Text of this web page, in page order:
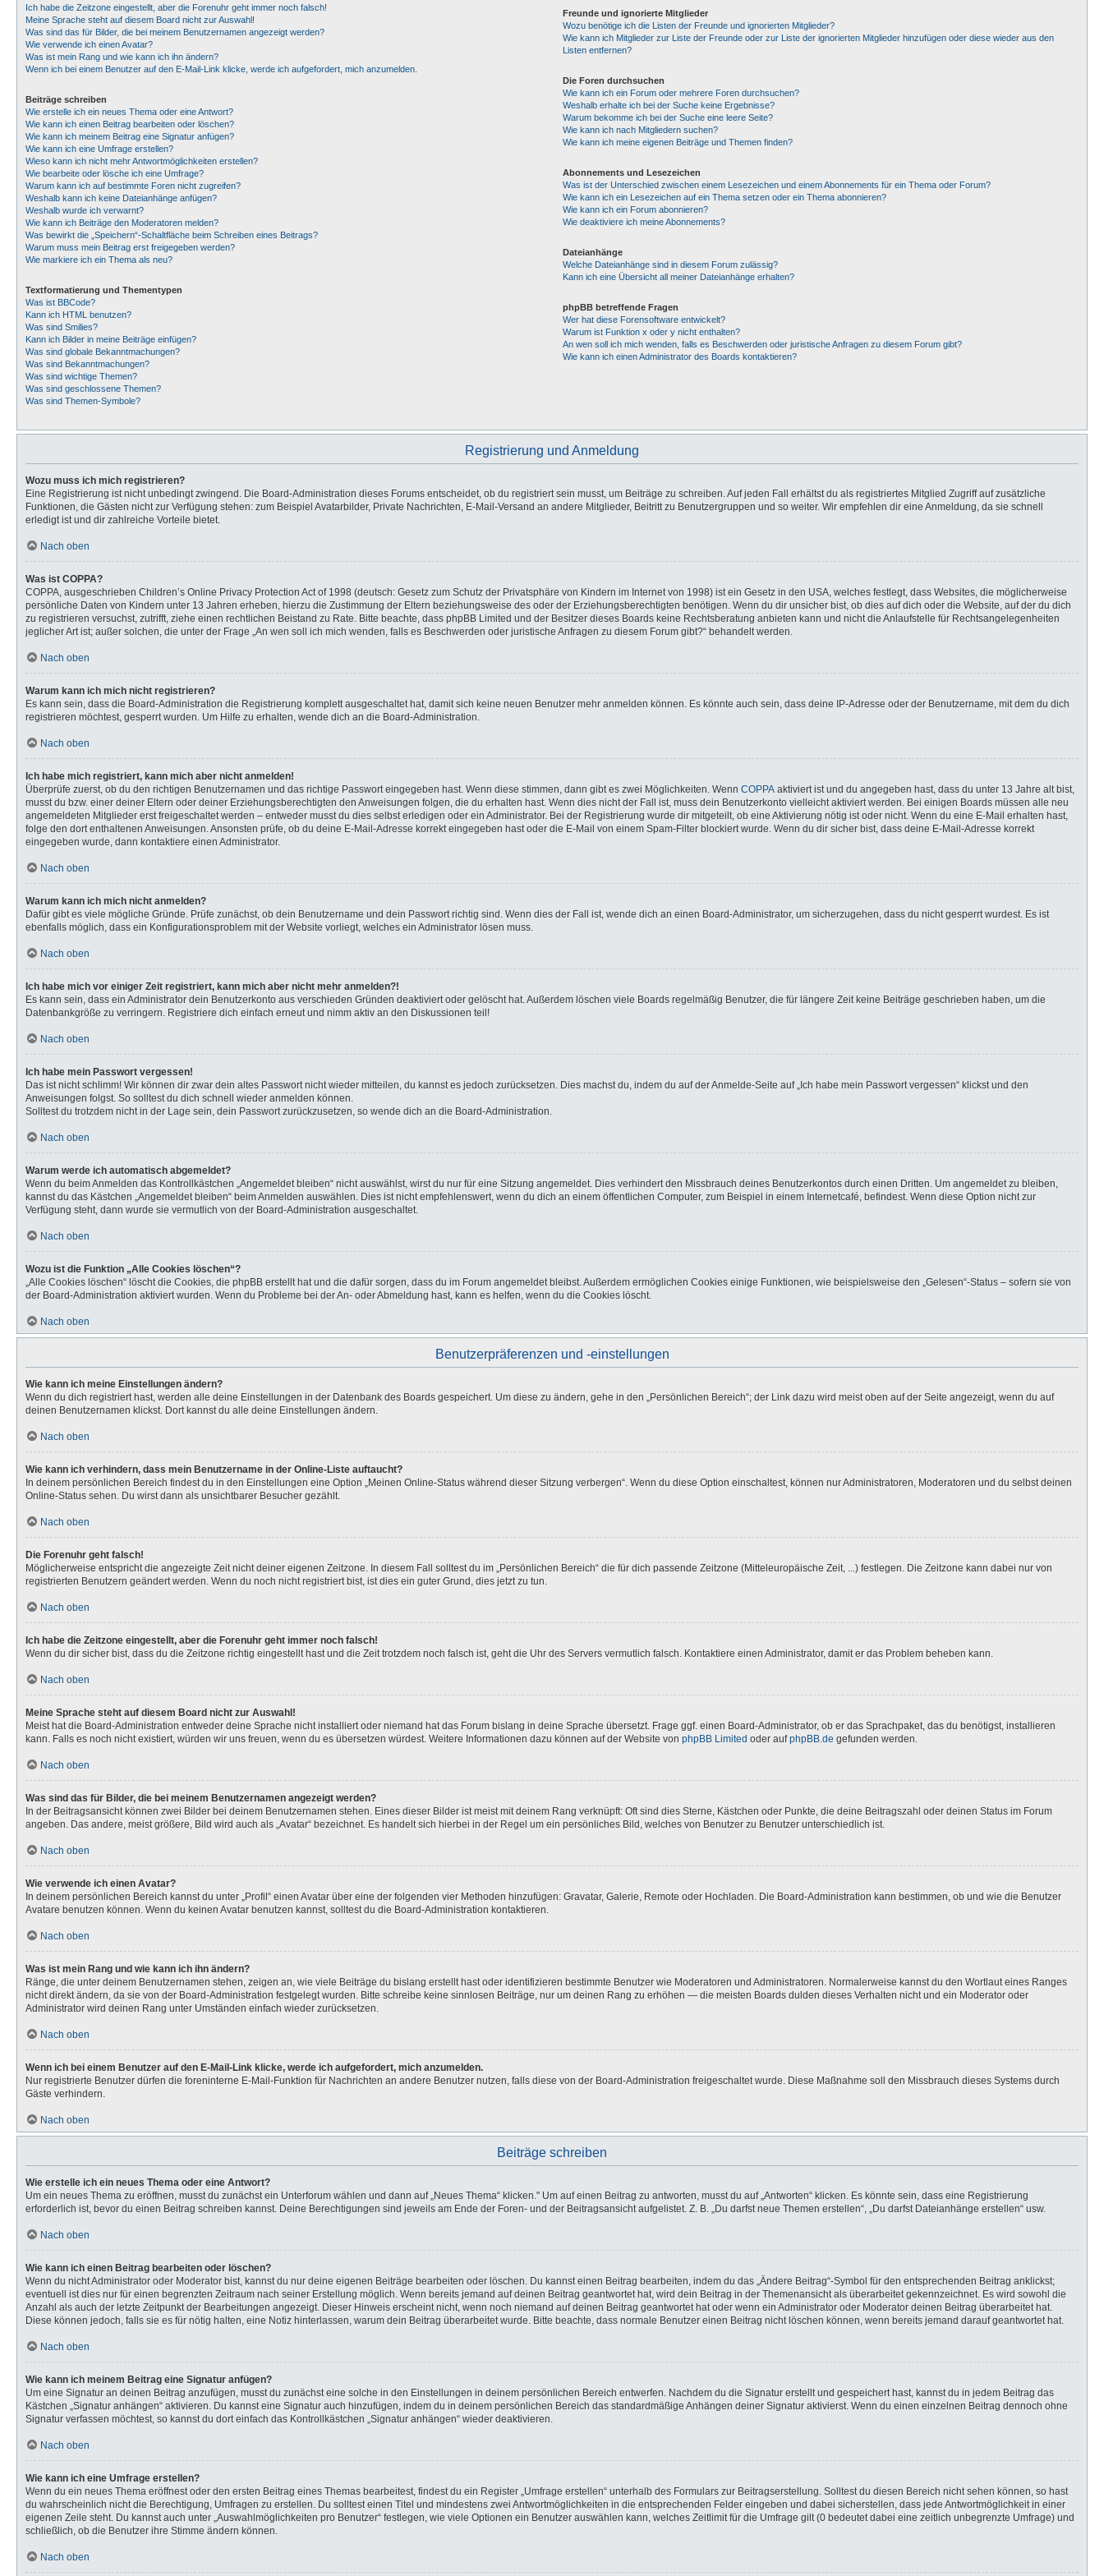
Ich habe die Zeitzone eingestellt, aber die Forenuhr geht immer noch falsch!
Meine Sprache steht auf diesem Board nicht zur Auswahl!
Was sind das für Bilder, die bei meinem Benutzernamen angezeigt werden?
Wie verwende ich einen Avatar?
Was ist mein Rang und wie kann ich ihn ändern?
Wenn ich bei einem Benutzer auf den E-Mail-Link klicke, werde ich aufgefordert, mich anzumelden.
Beiträge schreiben
Wie erstelle ich ein neues Thema oder eine Antwort?
Wie kann ich einen Beitrag bearbeiten oder löschen?
Wie kann ich meinem Beitrag eine Signatur anfügen?
Wie kann ich eine Umfrage erstellen?
Wieso kann ich nicht mehr Antwortmöglichkeiten erstellen?
Wie bearbeite oder lösche ich eine Umfrage?
Warum kann ich auf bestimmte Foren nicht zugreifen?
Weshalb kann ich keine Dateianhänge anfügen?
Weshalb wurde ich verwarnt?
Wie kann ich Beiträge den Moderatoren melden?
Was bewirkt die „Speichern“-Schaltfläche beim Schreiben eines Beitrags?
Warum muss mein Beitrag erst freigegeben werden?
Wie markiere ich ein Thema als neu?
Textformatierung und Thementypen
Was ist BBCode?
Kann ich HTML benutzen?
Was sind Smilies?
Kann ich Bilder in meine Beiträge einfügen?
Was sind globale Bekanntmachungen?
Was sind Bekanntmachungen?
Was sind wichtige Themen?
Was sind geschlossene Themen?
Was sind Themen-Symbole?
Freunde und ignorierte Mitglieder
Wozu benötige ich die Listen der Freunde und ignorierten Mitglieder?
Wie kann ich Mitglieder zur Liste der Freunde oder zur Liste der ignorierten Mitglieder hinzufügen oder diese wieder aus den
Listen entfernen?
Die Foren durchsuchen
Wie kann ich ein Forum oder mehrere Foren durchsuchen?
Weshalb erhalte ich bei der Suche keine Ergebnisse?
Warum bekomme ich bei der Suche eine leere Seite?
Wie kann ich nach Mitgliedern suchen?
Wie kann ich meine eigenen Beiträge und Themen finden?
Abonnements und Lesezeichen
Was ist der Unterschied zwischen einem Lesezeichen und einem Abonnements für ein Thema oder Forum?
Wie kann ich ein Lesezeichen auf ein Thema setzen oder ein Thema abonnieren?
Wie kann ich ein Forum abonnieren?
Wie deaktiviere ich meine Abonnements?
Dateianhänge
Welche Dateianhänge sind in diesem Forum zulässig?
Kann ich eine Übersicht all meiner Dateianhänge erhalten?
phpBB betreffende Fragen
Wer hat diese Forensoftware entwickelt?
Warum ist Funktion x oder y nicht enthalten?
An wen soll ich mich wenden, falls es Beschwerden oder juristische Anfragen zu diesem Forum gibt?
Wie kann ich einen Administrator des Boards kontaktieren?
Registrierung und Anmeldung
Wozu muss ich mich registrieren?
Eine Registrierung ist nicht unbedingt zwingend. Die Board-Administration dieses Forums entscheidet, ob du registriert sein musst, um Beiträge zu schreiben. Auf jeden Fall erhältst du als registriertes Mitglied Zugriff auf zusätzliche
Funktionen, die Gästen nicht zur Verfügung stehen: zum Beispiel Avatarbilder, Private Nachrichten, E-Mail-Versand an andere Mitglieder, Beitritt zu Benutzergruppen und so weiter. Wir empfehlen dir eine Anmeldung, da sie schnell
erledigt ist und dir zahlreiche Vorteile bietet.
Nach oben
Was ist COPPA?
COPPA, ausgeschrieben Children’s Online Privacy Protection Act of 1998 (deutsch: Gesetz zum Schutz der Privatsphäre von Kindern im Internet von 1998) ist ein Gesetz in den USA, welches festlegt, dass Websites, die möglicherweise
persönliche Daten von Kindern unter 13 Jahren erheben, hierzu die Zustimmung der Eltern beziehungsweise des oder der Erziehungsberechtigten benötigen. Wenn du dir unsicher bist, ob dies auf dich oder die Website, auf der du dich
zu registrieren versuchst, zutrifft, ziehe einen rechtlichen Beistand zu Rate. Bitte beachte, dass phpBB Limited und der Besitzer dieses Boards keine Rechtsberatung anbieten kann und nicht die Anlaufstelle für Rechtsangelegenheiten
jeglicher Art ist; außer solchen, die unter der Frage „An wen soll ich mich wenden, falls es Beschwerden oder juristische Anfragen zu diesem Forum gibt?“ behandelt werden.
Nach oben
Warum kann ich mich nicht registrieren?
Es kann sein, dass die Board-Administration die Registrierung komplett ausgeschaltet hat, damit sich keine neuen Benutzer mehr anmelden können. Es könnte auch sein, dass deine IP-Adresse oder der Benutzername, mit dem du dich
registrieren möchtest, gesperrt wurden. Um Hilfe zu erhalten, wende dich an die Board-Administration.
Nach oben
Ich habe mich registriert, kann mich aber nicht anmelden!
Überprüfe zuerst, ob du den richtigen Benutzernamen und das richtige Passwort eingegeben hast. Wenn diese stimmen, dann gibt es zwei Möglichkeiten. Wenn COPPA aktiviert ist und du angegeben hast, dass du unter 13 Jahre alt bist,
musst du bzw. einer deiner Eltern oder deiner Erziehungsberechtigten den Anweisungen folgen, die du erhalten hast. Wenn dies nicht der Fall ist, muss dein Benutzerkonto vielleicht aktiviert werden. Bei einigen Boards müssen alle neu
angemeldeten Mitglieder erst freigeschaltet werden – entweder musst du dies selbst erledigen oder ein Administrator. Bei der Registrierung wurde dir mitgeteilt, ob eine Aktivierung nötig ist oder nicht. Wenn du eine E-Mail erhalten hast,
folge den dort enthaltenen Anweisungen. Ansonsten prüfe, ob du deine E-Mail-Adresse korrekt eingegeben hast oder die E-Mail von einem Spam-Filter blockiert wurde. Wenn du dir sicher bist, dass deine E-Mail-Adresse korrekt
eingegeben wurde, dann kontaktiere einen Administrator.
Nach oben
Warum kann ich mich nicht anmelden?
Dafür gibt es viele mögliche Gründe. Prüfe zunächst, ob dein Benutzername und dein Passwort richtig sind. Wenn dies der Fall ist, wende dich an einen Board-Administrator, um sicherzugehen, dass du nicht gesperrt wurdest. Es ist
ebenfalls möglich, dass ein Konfigurationsproblem mit der Website vorliegt, welches ein Administrator lösen muss.
Nach oben
Ich habe mich vor einiger Zeit registriert, kann mich aber nicht mehr anmelden?!
Es kann sein, dass ein Administrator dein Benutzerkonto aus verschieden Gründen deaktiviert oder gelöscht hat. Außerdem löschen viele Boards regelmäßig Benutzer, die für längere Zeit keine Beiträge geschrieben haben, um die
Datenbankgröße zu verringern. Registriere dich einfach erneut und nimm aktiv an den Diskussionen teil!
Nach oben
Ich habe mein Passwort vergessen!
Das ist nicht schlimm! Wir können dir zwar dein altes Passwort nicht wieder mitteilen, du kannst es jedoch zurücksetzen. Dies machst du, indem du auf der Anmelde-Seite auf „Ich habe mein Passwort vergessen“ klickst und den
Anweisungen folgst. So solltest du dich schnell wieder anmelden können.
Solltest du trotzdem nicht in der Lage sein, dein Passwort zurückzusetzen, so wende dich an die Board-Administration.
Nach oben
Warum werde ich automatisch abgemeldet?
Wenn du beim Anmelden das Kontrollkästchen „Angemeldet bleiben“ nicht auswählst, wirst du nur für eine Sitzung angemeldet. Dies verhindert den Missbrauch deines Benutzerkontos durch einen Dritten. Um angemeldet zu bleiben,
kannst du das Kästchen „Angemeldet bleiben“ beim Anmelden auswählen. Dies ist nicht empfehlenswert, wenn du dich an einem öffentlichen Computer, zum Beispiel in einem Internetcafé, befindest. Wenn diese Option nicht zur
Verfügung steht, dann wurde sie vermutlich von der Board-Administration ausgeschaltet.
Nach oben
Wozu ist die Funktion „Alle Cookies löschen“?
„Alle Cookies löschen“ löscht die Cookies, die phpBB erstellt hat und die dafür sorgen, dass du im Forum angemeldet bleibst. Außerdem ermöglichen Cookies einige Funktionen, wie beispielsweise den „Gelesen“-Status – sofern sie von
der Board-Administration aktiviert wurden. Wenn du Probleme bei der An- oder Abmeldung hast, kann es helfen, wenn du die Cookies löscht.
Nach oben
Benutzerpräferenzen und -einstellungen
Wie kann ich meine Einstellungen ändern?
Wenn du dich registriert hast, werden alle deine Einstellungen in der Datenbank des Boards gespeichert. Um diese zu ändern, gehe in den „Persönlichen Bereich“; der Link dazu wird meist oben auf der Seite angezeigt, wenn du auf
deinen Benutzernamen klickst. Dort kannst du alle deine Einstellungen ändern.
Nach oben
Wie kann ich verhindern, dass mein Benutzername in der Online-Liste auftaucht?
In deinem persönlichen Bereich findest du in den Einstellungen eine Option „Meinen Online-Status während dieser Sitzung verbergen“. Wenn du diese Option einschaltest, können nur Administratoren, Moderatoren und du selbst deinen
Online-Status sehen. Du wirst dann als unsichtbarer Besucher gezählt.
Nach oben
Die Forenuhr geht falsch!
Möglicherweise entspricht die angezeigte Zeit nicht deiner eigenen Zeitzone. In diesem Fall solltest du im „Persönlichen Bereich“ die für dich passende Zeitzone (Mitteleuropäische Zeit, ...) festlegen. Die Zeitzone kann dabei nur von
registrierten Benutzern geändert werden. Wenn du noch nicht registriert bist, ist dies ein guter Grund, dies jetzt zu tun.
Nach oben
Ich habe die Zeitzone eingestellt, aber die Forenuhr geht immer noch falsch!
Wenn du dir sicher bist, dass du die Zeitzone richtig eingestellt hast und die Zeit trotzdem noch falsch ist, geht die Uhr des Servers vermutlich falsch. Kontaktiere einen Administrator, damit er das Problem beheben kann.
Nach oben
Meine Sprache steht auf diesem Board nicht zur Auswahl!
Meist hat die Board-Administration entweder deine Sprache nicht installiert oder niemand hat das Forum bislang in deine Sprache übersetzt. Frage ggf. einen Board-Administrator, ob er das Sprachpaket, das du benötigst, installieren
kann. Falls es noch nicht existiert, würden wir uns freuen, wenn du es übersetzen würdest. Weitere Informationen dazu können auf der Website von phpBB Limited oder aufphpBB.de gefunden werden.
Nach oben
Was sind das für Bilder, die bei meinem Benutzernamen angezeigt werden?
In der Beitragsansicht können zwei Bilder bei deinem Benutzernamen stehen. Eines dieser Bilder ist meist mit deinem Rang verknüpft: Oft sind dies Sterne, Kästchen oder Punkte, die deine Beitragszahl oder deinen Status im Forum
angeben. Das andere, meist größere, Bild wird auch als „Avatar“ bezeichnet. Es handelt sich hierbei in der Regel um ein persönliches Bild, welches von Benutzer zu Benutzer unterschiedlich ist.
Nach oben
Wie verwende ich einen Avatar?
In deinem persönlichen Bereich kannst du unter „Profil“ einen Avatar über eine der folgenden vier Methoden hinzufügen: Gravatar, Galerie, Remote oder Hochladen. Die Board-Administration kann bestimmen, ob und wie die Benutzer
Avatare benutzen können. Wenn du keinen Avatar benutzen kannst, solltest du die Board-Administration kontaktieren.
Nach oben
Was ist mein Rang und wie kann ich ihn ändern?
Ränge, die unter deinem Benutzernamen stehen, zeigen an, wie viele Beiträge du bislang erstellt hast oder identifizieren bestimmte Benutzer wie Moderatoren und Administratoren. Normalerweise kannst du den Wortlaut eines Ranges
nicht direkt ändern, da sie von der Board-Administration festgelegt wurden. Bitte schreibe keine sinnlosen Beiträge, nur um deinen Rang zu erhöhen — die meisten Boards dulden dieses Verhalten nicht und ein Moderator oder
Administrator wird deinen Rang unter Umständen einfach wieder zurücksetzen.
Nach oben
Wenn ich bei einem Benutzer auf den E-Mail-Link klicke, werde ich aufgefordert, mich anzumelden.
Nur registrierte Benutzer dürfen die foreninterne E-Mail-Funktion für Nachrichten an andere Benutzer nutzen, falls diese von der Board-Administration freigeschaltet wurde. Diese Maßnahme soll den Missbrauch dieses Systems durch
Gäste verhindern.
Nach oben
Beiträge schreiben
Wie erstelle ich ein neues Thema oder eine Antwort?
Um ein neues Thema zu eröffnen, musst du zunächst ein Unterforum wählen und dann auf „Neues Thema“ klicken." Um auf einen Beitrag zu antworten, musst du auf „Antworten“ klicken. Es könnte sein, dass eine Registrierung
erforderlich ist, bevor du einen Beitrag schreiben kannst. Deine Berechtigungen sind jeweils am Ende der Foren- und der Beitragsansicht aufgelistet. Z. B. „Du darfst neue Themen erstellen“, „Du darfst Dateianhänge erstellen“ usw.
Nach oben
Wie kann ich einen Beitrag bearbeiten oder löschen?
Wenn du nicht Administrator oder Moderator bist, kannst du nur deine eigenen Beiträge bearbeiten oder löschen. Du kannst einen Beitrag bearbeiten, indem du das „Ändere Beitrag“-Symbol für den entsprechenden Beitrag anklickst;
eventuell ist dies nur für einen begrenzten Zeitraum nach seiner Erstellung möglich. Wenn bereits jemand auf deinen Beitrag geantwortet hat, wird dein Beitrag in der Themenansicht als überarbeitet gekennzeichnet. Es wird sowohl die
Anzahl als auch der letzte Zeitpunkt der Bearbeitungen angezeigt. Dieser Hinweis erscheint nicht, wenn noch niemand auf deinen Beitrag geantwortet hat oder wenn ein Administrator oder Moderator deinen Beitrag überarbeitet hat.
Diese können jedoch, falls sie es für nötig halten, eine Notiz hinterlassen, warum dein Beitrag überarbeitet wurde. Bitte beachte, dass normale Benutzer einen Beitrag nicht löschen können, wenn bereits jemand darauf geantwortet hat.
Nach oben
Wie kann ich meinem Beitrag eine Signatur anfügen?
Um eine Signatur an deinen Beitrag anzufügen, musst du zunächst eine solche in den Einstellungen in deinem persönlichen Bereich entwerfen. Nachdem du die Signatur erstellt und gespeichert hast, kannst du in jedem Beitrag das
Kästchen „Signatur anhängen“ aktivieren. Du kannst eine Signatur auch hinzufügen, indem du in deinem persönlichen Bereich das standardmäßige Anhängen deiner Signatur aktivierst. Wenn du einen einzelnen Beitrag dennoch ohne
Signatur verfassen möchtest, so kannst du dort einfach das Kontrollkästchen „Signatur anhängen“ wieder deaktivieren.
Nach oben
Wie kann ich eine Umfrage erstellen?
Wenn du ein neues Thema eröffnest oder den ersten Beitrag eines Themas bearbeitest, findest du ein Register „Umfrage erstellen“ unterhalb des Formulars zur Beitragserstellung. Solltest du diesen Bereich nicht sehen können, so hast
du wahrscheinlich nicht die Berechtigung, Umfragen zu erstellen. Du solltest einen Titel und mindestens zwei Antwortmöglichkeiten in die entsprechenden Felder eingeben und dabei sicherstellen, dass jede Antwortmöglichkeit in einer
eigenen Zeile steht. Du kannst auch unter „Auswahlmöglichkeiten pro Benutzer“ festlegen, wie viele Optionen ein Benutzer auswählen kann, welches Zeitlimit für die Umfrage gilt (0 bedeutet dabei eine zeitlich unbegrenzte Umfrage) und
schließlich, ob die Benutzer ihre Stimme ändern können.
Nach oben